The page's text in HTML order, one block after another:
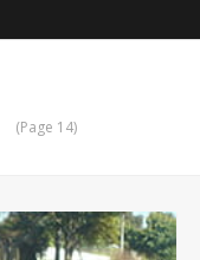
(Page 14)